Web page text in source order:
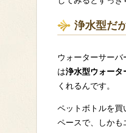
浄水型だ
ウォーターサー
は浄水型ウォータ
くれるんです。
ペットボトルを買
ペースで、しかも